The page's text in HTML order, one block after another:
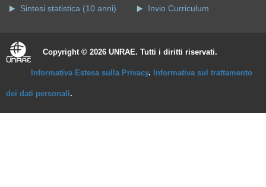
Sintesi statistica (10 anni)
Invio Curriculum
Copyright © 2026 UNRAE. Tutti i diritti riservati.
Informativa Estesa sulla Privacy. Informativa sul trattamento
dei dati personali.